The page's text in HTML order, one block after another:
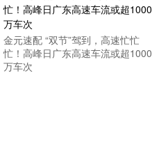
金元速配 “双节”驾到，高速忙忙
忙！高峰日广东高速车流或超1000
万车次